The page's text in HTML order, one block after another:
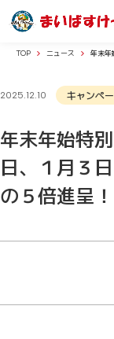
TOP ニュース 年末年
2025.12.10 キャンペ
年末年始特
日、１月３
の５倍進呈！